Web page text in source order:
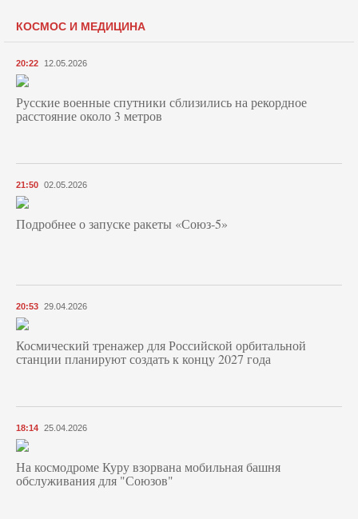
КОСМОС И МЕДИЦИНА
20:22 12.05.2026
Русские военные спутники сблизились на рекордное
расстояние около 3 метров
21:50 02.05.2026
Подробнее о запуске ракеты «Союз‑5»
20:53 29.04.2026
Космический тренажер для Российской орбитальной
станции планируют создать к концу 2027 года
18:14 25.04.2026
На космодроме Куру взорвана мобильная башня
обслуживания для "Союзов"